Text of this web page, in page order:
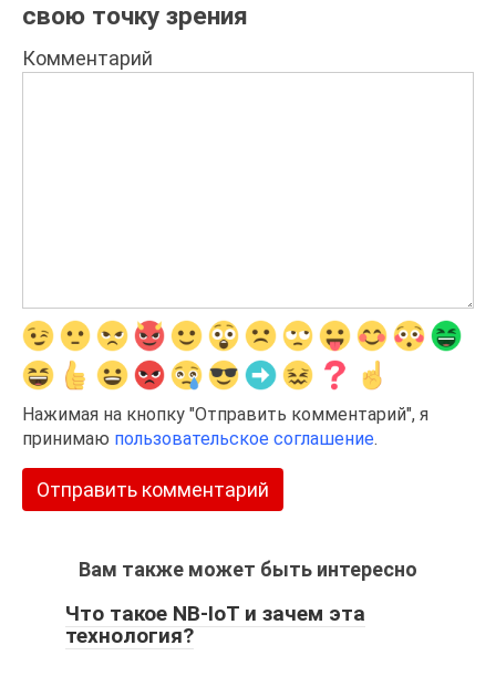
свою точку зрения
Комментарий
Нажимая на кнопку "Отправить комментарий", я
принимаю пользовательское соглашение.
Вам также может быть интересно
Что такое NB-IoT и зачем эта
технология?